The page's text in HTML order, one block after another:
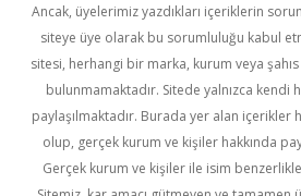
Ancak, üyelerimiz yazdıkları içeriklerin
siteye üye olarak bu sorumluluğu kabul
sitesi, herhangi bir marka, kurum veya
bulunmamaktadır. Sitede yalnızca kendi
paylaşılmaktadır. Burada yer alan içerikler
olup, gerçek kurum ve kişiler hakkında
Gerçek kurum ve kişiler ile isim